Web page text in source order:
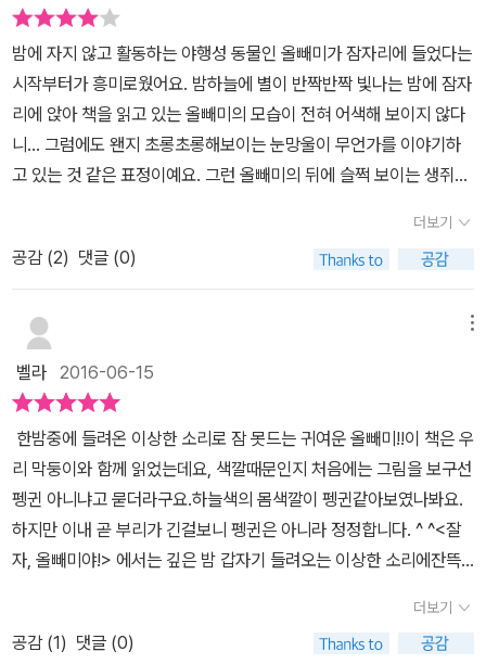
밤에 자지 않고 활동하는 야행성 동물인 올빼미가 잠자리에 들었다는
시작부터가 흥미로웠어요. 밤하늘에 별이 반짝반짝 빛나는 밤에 잠자
리에 앉아 책을 읽고 있는 올빼미의 모습이 전혀 어색해 보이지 않다
니... 그럼에도 왠지 초롱초롱해보이는 눈망울이 무언가를 이야기하
고 있는 것 같은 표정이예요. 그런 올빼미의 뒤에 슬쩍 보이는 생쥐는
미는 낯선 소리를 듣게 됩니다. 이제까지 한 번도 듣지 못한 소리였기
에 무슨 소리인지 유추하기도 힘들었고 궁금증에 이상한 소리를 찾으
러 밖으로 나가봅니다. 한 번만 주변을 둘러보았다면 생쥐를 찾아볼
수 있었을텐데... 올빼미가 '찍찍'이라는 소리를 처음 듣는 이상한 소
한 소리가 다른 사람에게는 낯선 소리로 들릴 수 도 있다는 것을 아직
잘 모르고 있었어요. 그래서 이상한 소리를 찾아 헤매는 올빼미에게
생쥐의 위치를 알려주기 위해 바쁘게 책장을 넘기네요. 올빼미의 가
까운 곳에 숨어있는 생쥐를 찾아보는 재미도 있는 책이었어요. 이상
한 소리를 찾아 장식장을 다 비우고 마루도 다 뜯어보지만 어디서 나
는 소리인지 찾을 수가 없어요. 올빼미가 왜 저렇게 이상한 소리를 찾
아내려고 노력하는건지 궁금하더군요. 낯선 소리가 걱정되고 두려운
마음이 커져서 그것을 막기 위해 애쓰는 모습이 안쓰럽게 느껴지기도
하고 조금은 우습게 느껴지기도 했어요. 아이의 눈에는 생쥐를 찾지
더보기
공감 (2) 댓글 (0)
벨라 2016-06-15
한밤중에 들려온 이상한 소리로 잠 못드는 귀여운 올빼미!!이 책은 우
리 막둥이와 함께 읽었는데요, 색깔때문인지 처음에는 그림을 보구선
펭귄 아니냐고 묻더라구요.하늘색의 몸색깔이 펭귄같아보였나봐요.
하지만 이내 곧 부리가 긴걸보니 펭귄은 아니라 정정합니다. ^ ^<잘
자, 올빼미야!> 에서는 깊은 밤 갑자기 들려오는 이상한 소리에잔뜩
준비를 모두 마치고포근한 침대에 누웠습니다.그런데 그 순간을 방해
한 소리가 있었으니...아주 작은 소리였지만 이제껏 한 번도 들어보지
더보기
공감 (1) 댓글 (0)